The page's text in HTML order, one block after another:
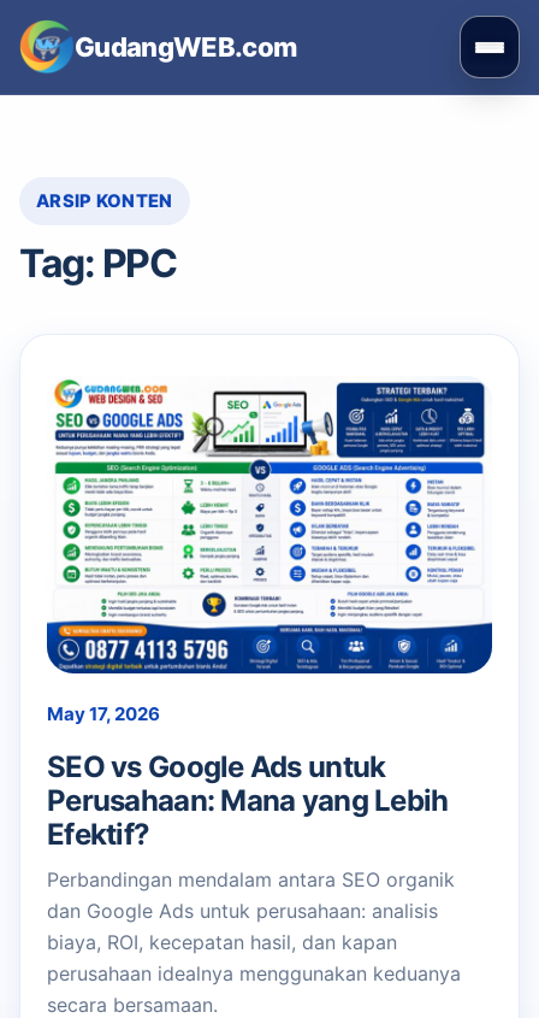
content
GudangWEB.com
Buka
ARSIP KONTEN
Tag: PPC
May 17, 2026
SEO vs Google Ads untuk
Perusahaan: Mana yang Lebih
Efektif?
Perbandingan mendalam antara SEO organik
dan Google Ads untuk perusahaan: analisis
biaya, ROI, kecepatan hasil, dan kapan
perusahaan idealnya menggunakan keduanya
secara bersamaan.